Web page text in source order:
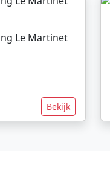
Le Martinet
Bekijk